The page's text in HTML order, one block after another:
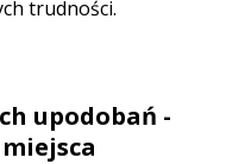
trudności.
upodobań -